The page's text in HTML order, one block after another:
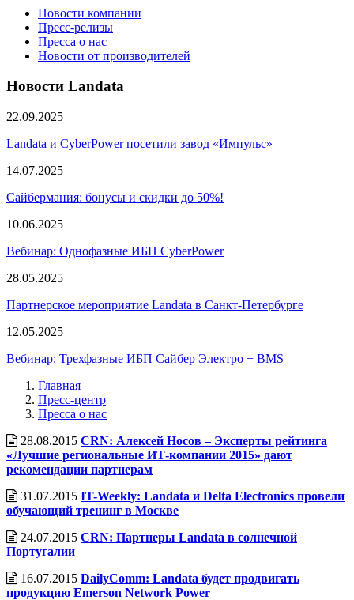
Новости компании
Пресс-релизы
Пресса о нас
Новости от производителей
Новости Landata
22.09.2025
Landata и CyberPower посетили завод «Импульс»
14.07.2025
Сайбермания: бонусы и скидки до 50%!
10.06.2025
Вебинар: Однофазные ИБП CyberPower
28.05.2025
Партнерское мероприятие Landata в Санкт-Петербурге
12.05.2025
Вебинар: Трехфазные ИБП Сайбер Электро + BMS
Главная
Пресс-центр
Пресса о нас
28.08.2015 CRN: Алексей Носов – Эксперты рейтинга
«Лучшие региональные ИТ-компании 2015» дают
рекомендации партнерам
31.07.2015 IT-Weekly: Landata и Delta Electronics провели
обучающий тренинг в Москве
24.07.2015 CRN: Партнеры Landata в солнечной
Португалии
16.07.2015 DailyComm: Landata будет продвигать
продукцию Emerson Network Power